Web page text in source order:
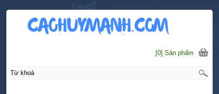
[0] Sản phẩm